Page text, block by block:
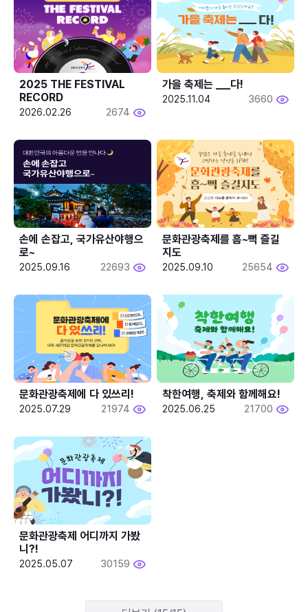
2025 THE FESTIVAL
RECORD
2026.02.26 2674
2025.11.04 3660
손에 손잡고, 국가유산야행으
로~
2025.09.16 22693
문화관광축제를 흠~뻑 즐길
지도
2025.09.10 25654
문화관광축제에 다 있쓰리!
2025.07.29 21974
착한여행, 축제와 함께해요!
2025.06.25 21700
문화관광축제 어디까지 가봤
니?!
2025.05.07 30159